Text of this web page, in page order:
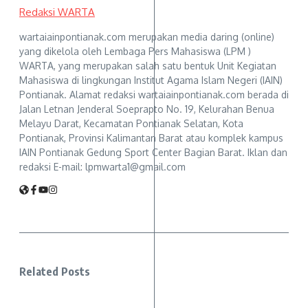
Redaksi WARTA
wartaiainpontianak.com merupakan media daring (online)
yang dikelola oleh Lembaga Pers Mahasiswa (LPM )
WARTA, yang merupakan salah satu bentuk Unit Kegiatan
Mahasiswa di lingkungan Institut Agama Islam Negeri (IAIN)
Pontianak. Alamat redaksi wartaiainpontianak.com berada di
Jalan Letnan Jenderal Soeprapto No. 19, Kelurahan Benua
Melayu Darat, Kecamatan Pontianak Selatan, Kota
Pontianak, Provinsi Kalimantan Barat atau komplek kampus
IAIN Pontianak Gedung Sport Center Bagian Barat. Iklan dan
redaksi E-mail: lpmwarta1@gmail.com
Related Posts